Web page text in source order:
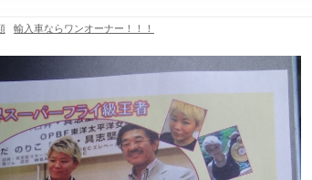
輸入車ならワンオーナー！！！